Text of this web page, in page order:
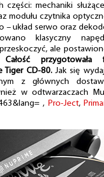
części: mechaniki
modułu czytnika
układ serwo oraz
klasyczny
ale
Całość przygotowała
Tiger CD-80.Jak się
z głównych
w odtwarzaczach
, Pro-Ject,